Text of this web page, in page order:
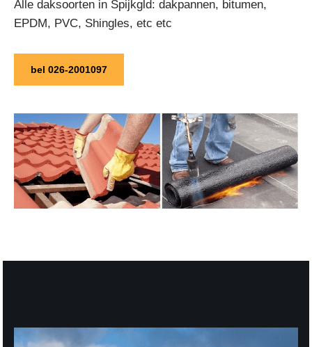
Alle daksoorten in Spijkgld: dakpannen, bitumen,
EPDM, PVC, Shingles, etc etc
bel 026-2001097